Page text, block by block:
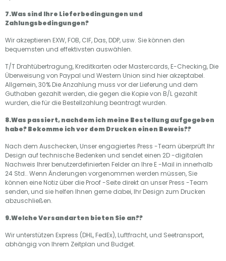
7.Was sind Ihre Lieferbedingungen und
Zahlungsbedingungen?
Wir akzeptieren EXW, FOB, CIF, Das, DDP, usw. Sie können den
bequemsten und effektivsten auswählen.
T/T Drahtübertragung, Kreditkarten oder Mastercards, E-Checking, Die
Überweisung von Paypal und Western Union sind hier akzeptabel.
Allgemein, 30% Die Anzahlung muss vor der Lieferung und dem
Guthaben gezahlt werden, die gegen die Kopie von B/L gezahlt
wurden, die für die Bestellzahlung beantragt wurden.
8.Was passiert, nachdem ich meine Bestellung aufgegeben
habe? Bekomme ich vor dem Drucken einen Beweis??
Nach dem Auschecken, Unser engagiertes Press -Team überprüft Ihr
Design auf technische Bedenken und sendet einen 2D -digitalen
Nachweis Ihrer benutzerdefinierten Felder an Ihre E -Mail in innerhalb
24 Std.. Wenn Änderungen vorgenommen werden müssen, Sie
können eine Notiz über die Proof -Seite direkt an unser Press -Team
senden, und sie helfen Ihnen gerne dabei, Ihr Design zum Drucken
abzuschließen.
9.Welche Versandarten bieten Sie an??
Wir unterstützen Express (DHL, FedEx), Luftfracht, und Seetransport,
abhängig von Ihrem Zeitplan und Budget.